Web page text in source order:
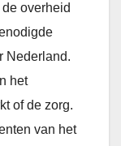
overheid
Nederland.
het
of de zorg.
van het